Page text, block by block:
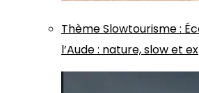
ThèmeSlowtourisme:
l’Aude : nature, slow et